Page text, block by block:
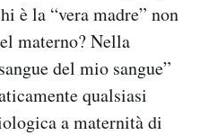
è la “vera madre” non
materno? Nella
del mio sangue”
qualsiasi
a maternità di